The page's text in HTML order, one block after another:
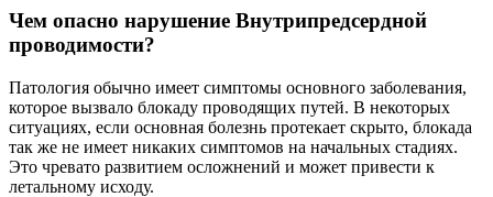
Чем опасно нарушение Внутрипредсердной
проводимости?
Патология обычно имеет симптомы основного заболевания,
которое вызвало блокаду проводящих путей. В некоторых
ситуациях, если основная болезнь протекает скрыто, блокада
так же не имеет никаких симптомов на начальных стадиях.
Это чревато развитием осложнений и может привести к
летальному исходу.